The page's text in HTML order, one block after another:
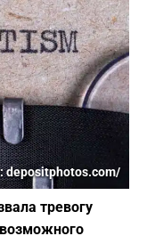
depositphotos.com/
тревогу